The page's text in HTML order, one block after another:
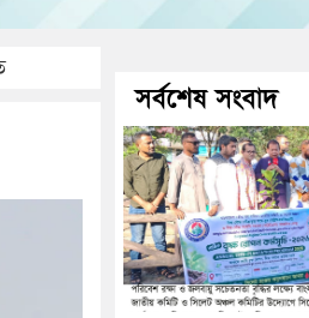
সর্বশেষ সংবাদ